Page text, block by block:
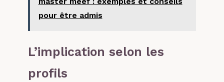
pour être admis
L’implication selon les
profils